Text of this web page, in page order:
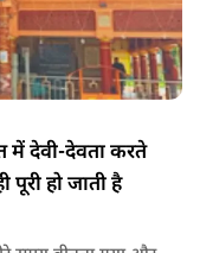
में देवी-देवता करते
हो जाती है